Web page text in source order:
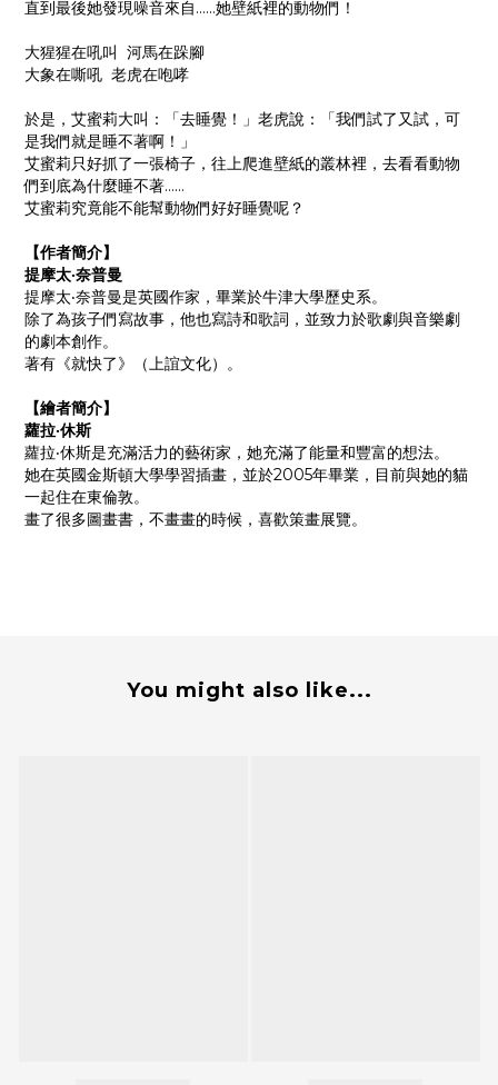
直到最後她發現噪音來自……她壁紙裡的動物們！
大猩猩在吼叫 河馬在跺腳
大象在嘶吼 老虎在咆哮
於是，艾蜜莉大叫：「去睡覺！」老虎說：「我們試了又試，可
是我們就是睡不著啊！」
艾蜜莉只好抓了一張椅子，往上爬進壁紙的叢林裡，去看看動物
們到底為什麼睡不著……
艾蜜莉究竟能不能幫動物們好好睡覺呢？
【作者簡介】
提摩太‧奈普曼
提摩太‧奈普曼是英國作家，畢業於牛津大學歷史系。
除了為孩子們寫故事，他也寫詩和歌詞，並致力於歌劇與音樂劇
的劇本創作。
著有《就快了》（上誼文化）。
【繪者簡介】
蘿拉‧休斯
蘿拉‧休斯是充滿活力的藝術家，她充滿了能量和豐富的想法。
她在英國金斯頓大學學習插畫，並於2005年畢業，目前與她的貓
一起住在東倫敦。
畫了很多圖畫書，不畫畫的時候，喜歡策畫展覽。
You might also like...